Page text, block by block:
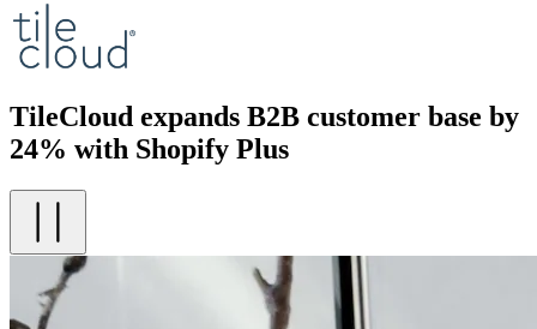
TileCloud expands B2B customer base by
24% with Shopify Plus